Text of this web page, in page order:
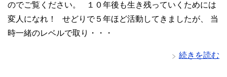
のでご覧ください。 １０年後も生き残っていくためには
変人になれ！ せどりで５年ほど活動してきましたが、 当
時一緒のレベルで取り・・・
続きを読む